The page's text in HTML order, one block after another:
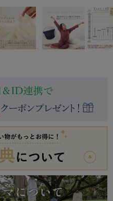
冬
はこちら
- New Arrival -
はこちら
スリーパー
ーブ